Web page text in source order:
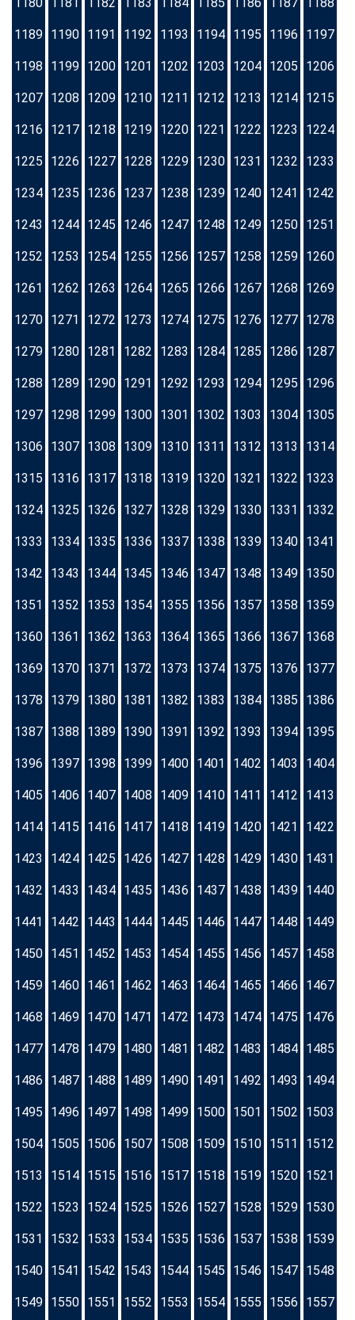
1189 1190 1191 1192 1193 1194 1195 1196 1197
1198 1199 1200 1201 1202 1203 1204 1205 1206
1207 1208 1209 1210 1211 1212 1213 1214 1215
1216 1217 1218 1219 1220 1221 1222 1223 1224
1225 1226 1227 1228 1229 1230 1231 1232 1233
1234 1235 1236 1237 1238 1239 1240 1241 1242
1243 1244 1245 1246 1247 1248 1249 1250 1251
1252 1253 1254 1255 1256 1257 1258 1259 1260
1261 1262 1263 1264 1265 1266 1267 1268 1269
1270 1271 1272 1273 1274 1275 1276 1277 1278
1279 1280 1281 1282 1283 1284 1285 1286 1287
1288 1289 1290 1291 1292 1293 1294 1295 1296
1297 1298 1299 1300 1301 1302 1303 1304 1305
1306 1307 1308 1309 1310 1311 1312 1313 1314
1315 1316 1317 1318 1319 1320 1321 1322 1323
1324 1325 1326 1327 1328 1329 1330 1331 1332
1333 1334 1335 1336 1337 1338 1339 1340 1341
1342 1343 1344 1345 1346 1347 1348 1349 1350
1351 1352 1353 1354 1355 1356 1357 1358 1359
1360 1361 1362 1363 1364 1365 1366 1367 1368
1369 1370 1371 1372 1373 1374 1375 1376 1377
1378 1379 1380 1381 1382 1383 1384 1385 1386
1387 1388 1389 1390 1391 1392 1393 1394 1395
1396 1397 1398 1399 1400 1401 1402 1403 1404
1405 1406 1407 1408 1409 1410 1411 1412 1413
1414 1415 1416 1417 1418 1419 1420 1421 1422
1423 1424 1425 1426 1427 1428 1429 1430 1431
1432 1433 1434 1435 1436 1437 1438 1439 1440
1441 1442 1443 1444 1445 1446 1447 1448 1449
1450 1451 1452 1453 1454 1455 1456 1457 1458
1459 1460 1461 1462 1463 1464 1465 1466 1467
1468 1469 1470 1471 1472 1473 1474 1475 1476
1477 1478 1479 1480 1481 1482 1483 1484 1485
1486 1487 1488 1489 1490 1491 1492 1493 1494
1495 1496 1497 1498 1499 1500 1501 1502 1503
1504 1505 1506 1507 1508 1509 1510 1511 1512
1513 1514 1515 1516 1517 1518 1519 1520 1521
1522 1523 1524 1525 1526 1527 1528 1529 1530
1531 1532 1533 1534 1535 1536 1537 1538 1539
1540 1541 1542 1543 1544 1545 1546 1547 1548
1549 1550 1551 1552 1553 1554 1555 1556 1557